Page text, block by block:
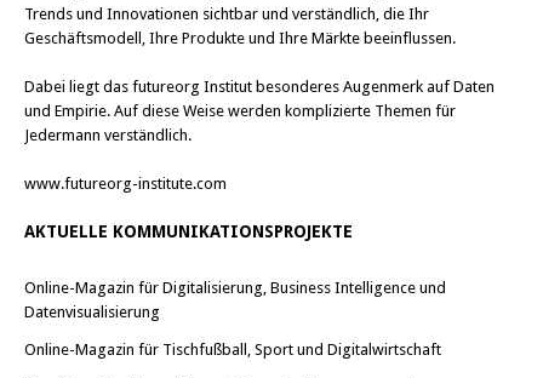
Trends und Innovationen sichtbar und verständlich, die Ihr
Geschäftsmodell, Ihre Produkte und Ihre Märkte beeinflussen.
Dabei liegt das futureorg Institut besonderes Augenmerk auf Daten
und Empirie. Auf diese Weise werden komplizierte Themen für
Jedermann verständlich.
www.futureorg-institute.com
AKTUELLE KOMMUNIKATIONSPROJEKTE
Online-Magazin für Digitalisierung, Business Intelligence und
Datenvisualisierung
Online-Magazin für Tischfußball, Sport und Digitalwirtschaft